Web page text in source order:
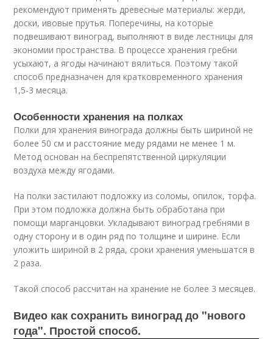
рекомендуют применять древесные материалы: жерди,
доски, ивовые прутья. Поперечины, на которые
подвешивают виноград, выполняют в виде лестницы для
экономии пространства. В процессе хранения гребни
усыхают, а ягоды начинают вялиться. Поэтому такой
способ предназначен для кратковременного хранения
1,5-3 месяца.
Особенности хранения на полках
Полки для хранения винограда должны быть шириной не
более 50 см и расстояние меду рядами не менее 1 м.
Метод основан на беспрепятственной циркуляции
воздуха между ягодами.
На полки застилают подложку из соломы, опилок, торфа.
При этом подложка должна быть обработана при
помощи марганцовки. Укладывают виноград гребнями в
одну сторону и в один ряд по толщине и ширине. Если
уложить шириной в 2 ряда, сроки хранения уменьшатся в
2 раза.
Такой способ рассчитан на хранение не более 3 месяцев.
Видео как сохранить виноград до "нового
года". Простой способ.